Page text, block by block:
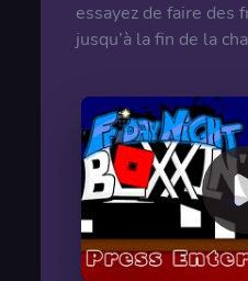
essayez de faire des
jusqu’à la fin de la